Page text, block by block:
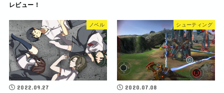
レビュー！
ノベル
2022.09.27
シューティング
2020.07.08